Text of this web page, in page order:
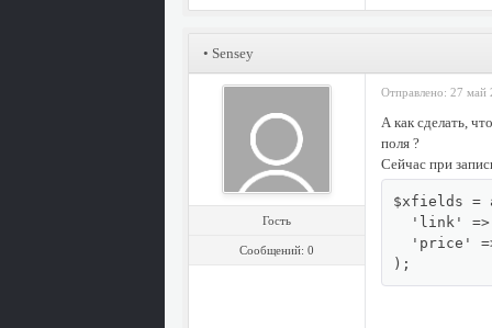
• Sensey
Отправлено: 27 май
А как сделать,
поля ?
Сейчас при
$xfields =
'link'
'price'
);
Гость
Сообщений: 0